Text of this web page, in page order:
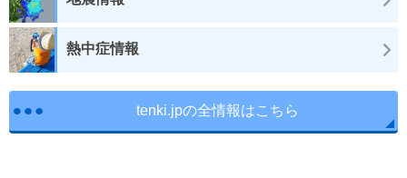
熱中症情報
tenki.jpの全情報はこちら